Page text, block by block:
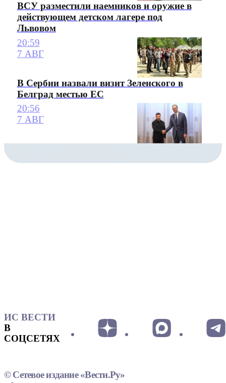
ВСУ разместили наемников и оружие в
действующем детском лагере под
Львовом
20:59
7 АВГ
В Сербии назвали визит Зеленского в
Белград местью ЕС
20:56
7 АВГ
ИС ВЕСТИ
В
СОЦСЕТЯХ
© Сетевое издание «Вести.Ру»